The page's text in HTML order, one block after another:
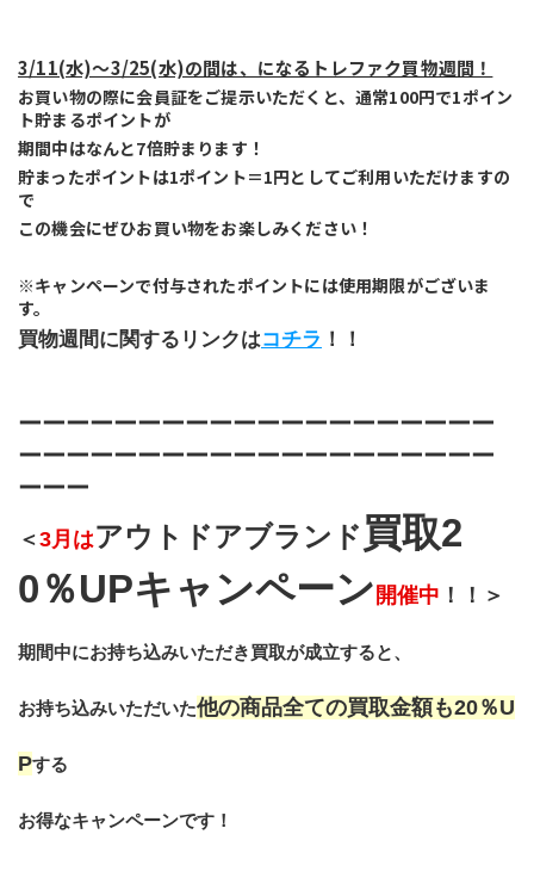
3/11(水)〜3/25(水)の間は、になるトレファク買物週間！
お買い物の際に会員証をご提示いただくと、通常100円で1ポイン
ト貯まるポイントが
期間中はなんと7倍貯まります！
貯まったポイントは1ポイント＝1円としてご利用いただけますの
で
この機会にぜひお買い物をお楽しみください！
﻿※キャンペーンで付与されたポイントには使用期限がございま
す。
買物週間に関するリンクはコチラ ！！
ーーーーーーーーーーーーーーーーーーーー
ーーーーーーーーーーーーーーーーーーーー
ーーー
＜3月はアウトドアブランド 買取2
0％UPキャンペーン 開催中 ！！＞
期間中にお持ち込みいただき買取が成立すると、
お持ち込みいただいた他の商品全ての買取金額も20％U
Pする
お得なキャンペーンです！